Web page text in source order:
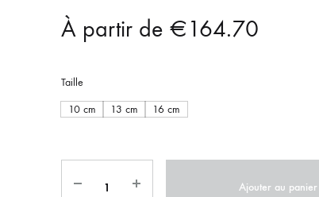
JONCS
🛐 PRIER LES SAINTS
À partir de €164.70
Taille
10 cm
13 cm 16 cm
Ajouter au panier